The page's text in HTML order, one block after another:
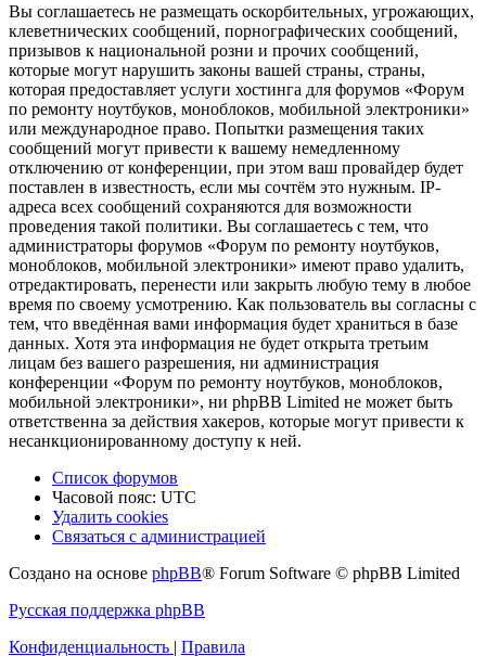
Вы соглашаетесь не размещать оскорбительных, угрожающих,
клеветнических сообщений, порнографических сообщений,
призывов к национальной розни и прочих сообщений,
которые могут нарушить законы вашей страны, страны,
которая предоставляет услуги хостинга для форумов «Форум
по ремонту ноутбуков, моноблоков, мобильной электроники»
или международное право. Попытки размещения таких
сообщений могут привести к вашему немедленному
отключению от конференции, при этом ваш провайдер будет
поставлен в известность, если мы сочтём это нужным. IP-
адреса всех сообщений сохраняются для возможности
проведения такой политики. Вы соглашаетесь с тем, что
администраторы форумов «Форум по ремонту ноутбуков,
моноблоков, мобильной электроники» имеют право удалить,
отредактировать, перенести или закрыть любую тему в любое
время по своему усмотрению. Как пользователь вы согласны с
тем, что введённая вами информация будет храниться в базе
данных. Хотя эта информация не будет открыта третьим
лицам без вашего разрешения, ни администрация
конференции «Форум по ремонту ноутбуков, моноблоков,
мобильной электроники», ни phpBB Limited не может быть
ответственна за действия хакеров, которые могут привести к
несанкционированному доступу к ней.
Список форумов
Часовой пояс: UTC
Удалить cookies
Связаться
администрацией
Связаться с администрацией
Создано на основе phpBB® Forum Software © phpBB Limited
Русская поддержка phpBB
Конфиденциальность | Правила